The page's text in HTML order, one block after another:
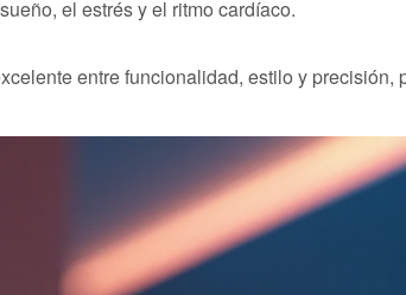
el estrés y el ritmo cardíaco.
entre funcionalidad, estilo y precisión,